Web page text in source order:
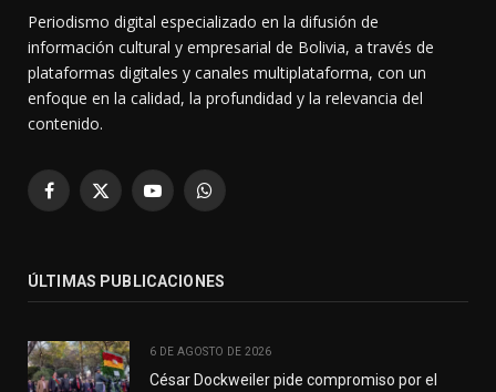
Periodismo digital especializado en la difusión de
información cultural y empresarial de Bolivia, a través de
plataformas digitales y canales multiplataforma, con un
enfoque en la calidad, la profundidad y la relevancia del
contenido.
Facebook
X
YouTubeWhatsApp
ÚLTIMAS PUBLICACIONES
6 DE AGOSTO DE 2026
César Dockweiler pide compromiso por el